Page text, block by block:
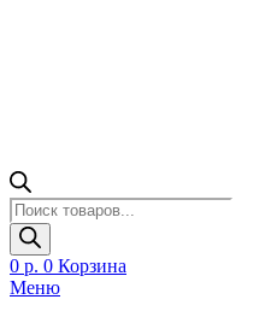
Поиск
товаров
0 р. 0 Корзина
Меню